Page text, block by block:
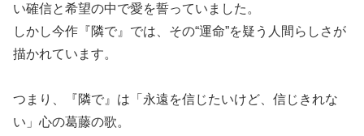
い確信と希望の中で愛を誓っていました。
しかし今作『隣で』では、その“運命”を疑う人間らしさが
描かれています。
つまり、『隣で』は「永遠を信じたいけど、信じきれな
い」心の葛藤の歌。